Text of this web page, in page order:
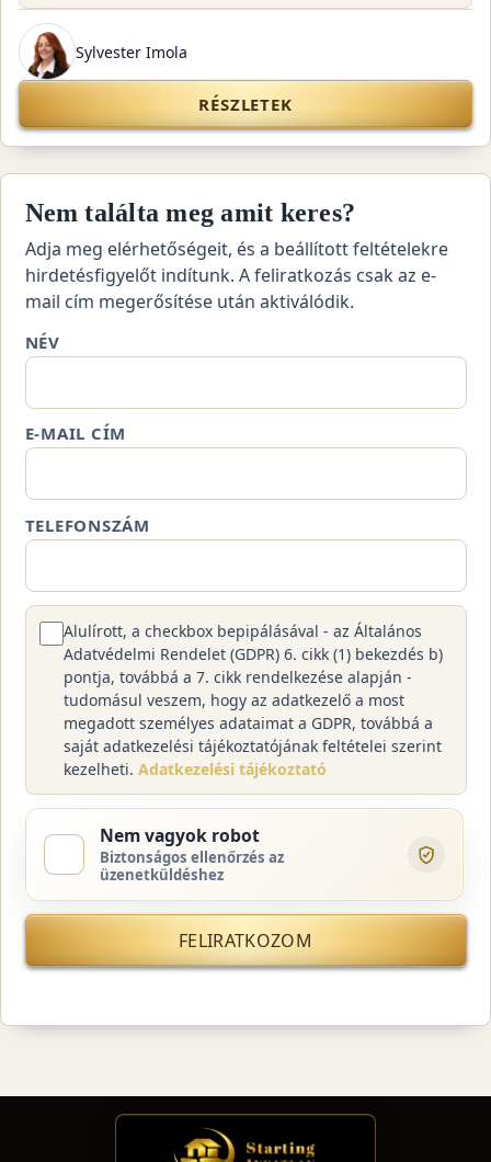
Sylvester Imola
RÉSZLETEK
Nem találta meg amit keres?
Adja meg elérhetőségeit, és a beállított feltételekre
hirdetésfigyelőt indítunk. A feliratkozás csak az e-
mail cím megerősítése után aktiválódik.
NÉV
E-MAIL CÍM
TELEFONSZÁM
Alulírott, a checkbox bepipálásával - az Általános
Adatvédelmi Rendelet (GDPR) 6. cikk (1) bekezdés b)
pontja, továbbá a 7. cikk rendelkezése alapján -
tudomásul veszem, hogy az adatkezelő a most
megadott személyes adataimat a GDPR, továbbá a
saját adatkezelési tájékoztatójának feltételei szerint
kezelheti. Adatkezelési tájékoztató
Nem vagyok robot
Biztonságos ellenőrzés az
üzenetküldéshez
FELIRATKOZOM